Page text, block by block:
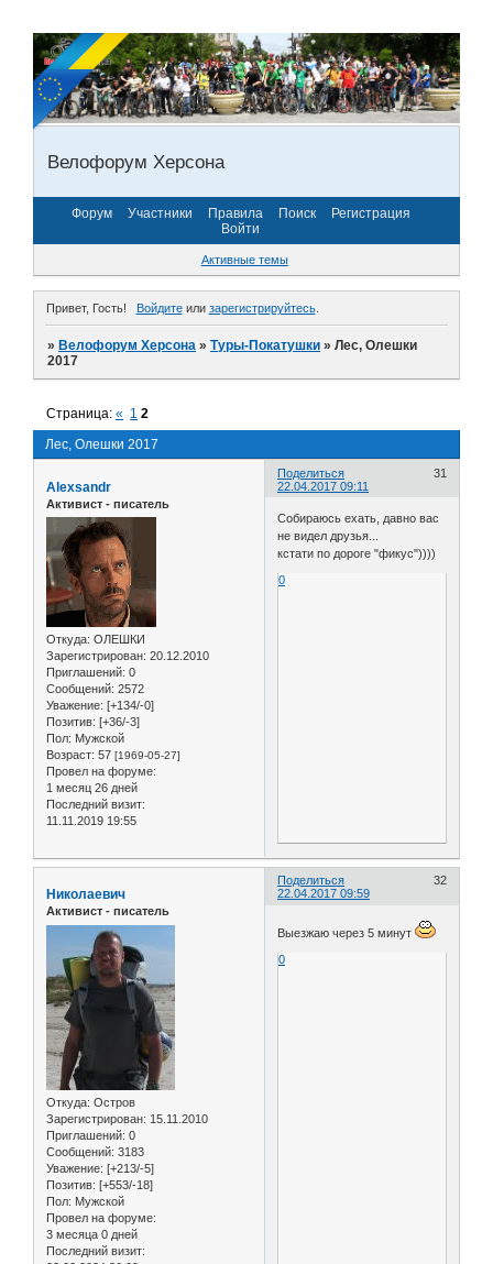
Велофорум Херсона
Форум Участники Правила Поиск
Регистрация
Войти
Активные темы
Привет, Гость! Войдитеили зарегистрируйтесь.
»Велофорум Херсона »Туры-Покатушки »Лес, Олешки
2017
Лес, Олешки 2017
Страница:« 1 2
Поделиться
31
22.04.2017 09:11
Alexsandr
Активист - писатель
Откуда: ОЛЕШКИ
Зарегистрирован: 20.12.2010
Приглашений: 0
Сообщений: 2572
Уважение: [+134/-0]
Позитив: [+36/-3]
Пол: Мужской
Возраст: 57 [1969-05-27]
Провел на форуме:
1 месяц 26 дней
Последний визит:
11.11.2019 19:55
Собираюсь ехать, давно вас
не видел друзья...
кстати по дороге "фикус"))))
0
Поделиться
32
22.04.2017 09:59
Николаевич
Активист - писатель
Откуда: Остров
Зарегистрирован: 15.11.2010
Приглашений: 0
Сообщений: 3183
Уважение: [+213/-5]
Позитив: [+553/-18]
Пол: Мужской
Провел на форуме:
3 месяца 0 дней
Последний визит:
Выезжаю через 5 минут
0